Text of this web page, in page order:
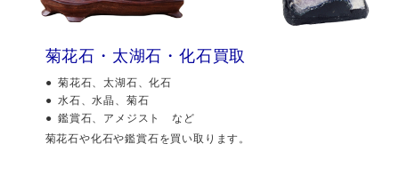
菊花石・太湖石・化石買取
菊花石、太湖石、化石
水石、水晶、菊石
鑑賞石、アメジスト など
菊花石や化石や鑑賞石を買い取ります。